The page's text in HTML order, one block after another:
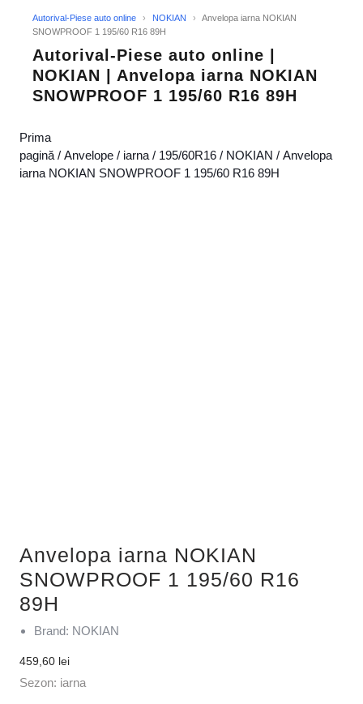
Autorival-Piese auto online › NOKIAN ›
Anvelopa iarna NOKIAN
SNOWPROOF 1 195/60 R16 89H
Autorival-Piese auto online |
NOKIAN | Anvelopa iarna NOKIAN
SNOWPROOF 1 195/60 R16 89H
Prima
pagină / Anvelope / iarna / 195/60R16 / NOKIAN / Anvelopa
iarna NOKIAN SNOWPROOF 1 195/60 R16 89H
Anvelopa iarna NOKIAN
SNOWPROOF 1 195/60 R16
89H
Brand: NOKIAN
459,60 lei
Sezon: iarna